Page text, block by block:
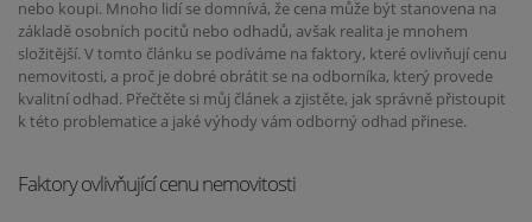
nebo koupi. Mnoho lidí se domnívá, že cena může být stanovena na
základě osobních pocitů nebo odhadů, avšak realita je mnohem
složitější. V tomto článku se podíváme na faktory, které ovlivňují cenu
nemovitosti, a proč je dobré obrátit se na odborníka, který provede
kvalitní odhad. Přečtěte si můj článek a zjistěte, jak správně přistoupit
k této problematice a jaké výhody vám odborný odhad přinese.
Faktory ovlivňující cenu nemovitosti